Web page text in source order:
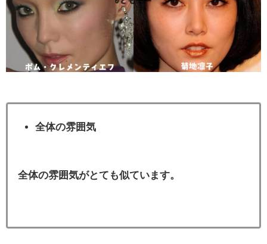
全体の雰囲気
全体の雰囲気がとても似ています。